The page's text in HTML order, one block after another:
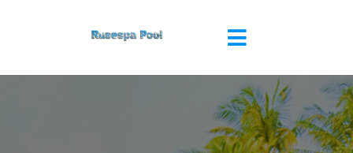
Toggle
Navigation
INICIO
QUIENES SOMOS